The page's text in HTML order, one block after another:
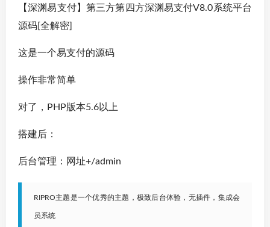
【深渊易支付】第三方第四方深渊易支付V8.0系统平台
源码[全解密]
这是一个易支付的源码
操作非常简单
对了，PHP版本5.6以上
搭建后：
后台管理：网址+/admin
RIPRO主题是一个优秀的主题，极致后台体验，无插件，集成会
员系统